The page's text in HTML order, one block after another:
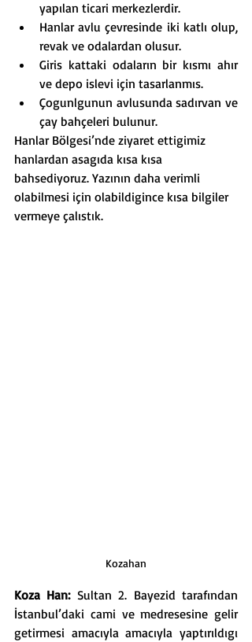
yapılan ticari merkezlerdir.
Hanlar avlu çevresinde iki katlı olup,
revak ve odalardan olusur.
Giris kattaki odaların bir kısmı ahır
ve depo islevi için tasarlanmıs.
Çogunlgunun avlusunda sadırvan ve
çay bahçeleri bulunur.
Hanlar Bölgesi’nde ziyaret ettigimiz
hanlardan asagıda kısa kısa
bahsediyoruz. Yazının daha verimli
olabilmesi için olabildigince kısa bilgiler
vermeye çalıstık.
Kozahan
Koza Han: Sultan 2. Bayezid tarafından
İstanbul’daki cami ve medresesine gelir
getirmesi amacıyla amacıyla yaptırıldıgı